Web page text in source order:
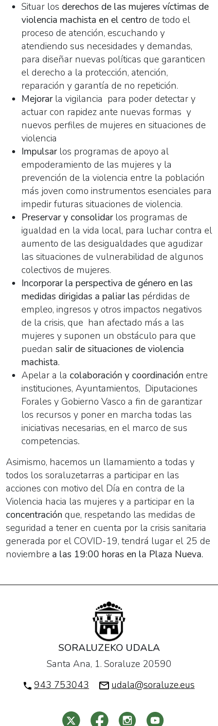
Situar los derechos de las mujeres víctimas de
violencia machista en el centro de todo el
proceso de atención, escuchando y
atendiendo sus necesidades y demandas,
para diseñar nuevas políticas que garanticen
el derecho a la protección, atención,
reparación y garantía de no repetición.
Mejorarla vigilancia para poder detectar y
actuar con rapidez ante nuevas formas y
nuevos perfiles de mujeres en situaciones de
violencia
Impulsarlos programas de apoyo al
empoderamiento de las mujeres y la
prevención de la violencia entre la población
más joven como instrumentos esenciales para
impedir futuras situaciones de violencia.
Preservar y consolidarlos programas de
igualdad en la vida local, para luchar contra el
aumento de las desigualdades que agudizar
las situaciones de vulnerabilidad de algunos
colectivos de mujeres.
Incorporar la perspectiva de género en las
medidas dirigidas a paliar las pérdidas de
empleo, ingresos y otros impactos negativos
de la crisis, que han afectado más a las
mujeres y suponen un obstáculo para que
puedan salir de situaciones de violencia
machista.
Apelar a la colaboración y coordinación entre
instituciones, Ayuntamientos, Diputaciones
Forales y Gobierno Vasco a fin de garantizar
los recursos y poner en marcha todas las
iniciativas necesarias, en el marco de sus
competencias.
Asimismo, hacemos un llamamiento a todas y
todos los soraluzetarras a participar en las
acciones con motivo del Día en contra de la
Violencia hacia las mujeres y a participar en la
concentración que, respetando las medidas de
seguridad a tener en cuenta por la crisis sanitaria
generada por el COVID-19, tendrá lugar el 25 de
noviembre a las 19:00 horas en la Plaza Nueva.
SORALUZEKO UDALA
Santa Ana, 1. Soraluze 20590
943 753043
udala@soraluze.eus